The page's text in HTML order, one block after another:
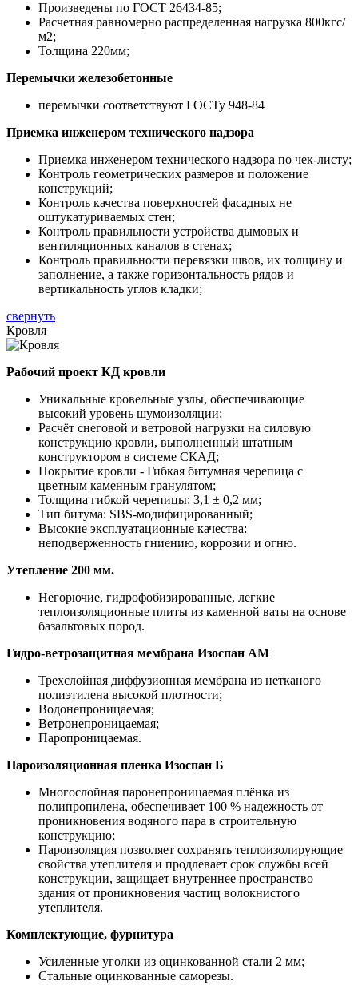
Произведены по ГОСТ 26434-85;
Расчетная равномерно распределенная нагрузка 800кгс/
м2;
Толщина 220мм;
Перемычки железобетонные
перемычки соответствуют ГОСТу 948-84
Приемка инженером технического надзора
Приемка инженером технического надзора по чек-листу;
Контроль геометрических размеров и положение
конструкций;
Контроль качества поверхностей фасадных не
оштукатуриваемых стен;
Контроль правильности устройства дымовых и
вентиляционных каналов в стенах;
Контроль правильности перевязки швов, их толщину и
заполнение, а также горизонтальность рядов и
вертикальность углов кладки;
свернуть
Кровля
Рабочий проект КД кровли
Уникальные кровельные узлы, обеспечивающие
высокий уровень шумоизоляции;
Расчёт снеговой и ветровой нагрузки на силовую
конструкцию кровли, выполненный штатным
конструктором в системе СКАД;
Покрытие кровли - Гибкая битумная черепица с
цветным каменным гранулятом;
Толщина гибкой черепицы: 3,1 ± 0,2 мм;
Тип битума: SBS-модифицированный;
Высокие эксплуатационные качества:
неподверженность гниению, коррозии и огню.
Утепление 200 мм.
Негорючие, гидрофобизированные, легкие
теплоизоляционные плиты из каменной ваты на основе
базальтовых пород.
Гидро-ветрозащитная мембрана Изоспан АМ
Трехслойная диффузионная мембрана из нетканого
полиэтилена высокой плотности;
Водонепроницаемая;
Ветронепроницаемая;
Паропроницаемая.
Пароизоляционная пленка Изоспан Б
Многослойная паронепроницаемая плёнка из
полипропилена, обеспечивает 100 % надежность от
проникновения водяного пара в строительную
конструкцию;
Пароизоляция позволяет сохранять теплоизолирующие
свойства утеплителя и продлевает срок службы всей
конструкции, защищает внутреннее пространство
здания от проникновения частиц волокнистого
утеплителя.
Комплектующие, фурнитура
Усиленные уголки из оцинкованной стали 2 мм;
Стальные оцинкованные саморезы.